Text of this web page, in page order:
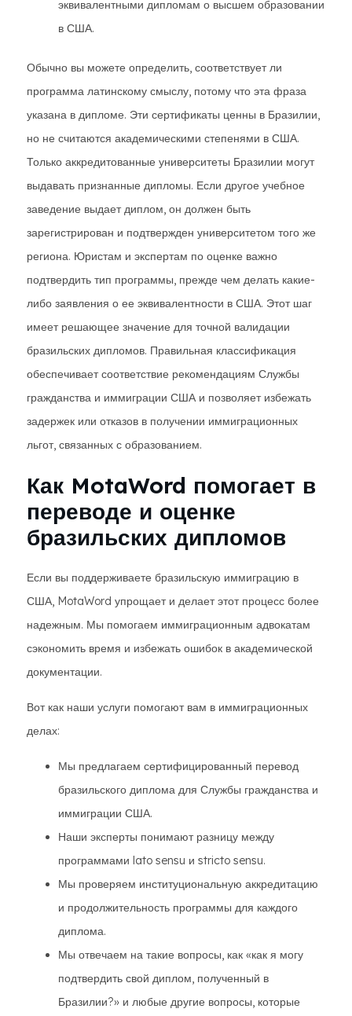
эквивалентными дипломам о высшем образовании
в США.
Обычно вы можете определить, соответствует ли
программа латинскому смыслу, потому что эта фраза
указана в дипломе. Эти сертификаты ценны в Бразилии,
но не считаются академическими степенями в США.
Только аккредитованные университеты Бразилии могут
выдавать признанные дипломы. Если другое учебное
заведение выдает диплом, он должен быть
зарегистрирован и подтвержден университетом того же
региона. Юристам и экспертам по оценке важно
подтвердить тип программы, прежде чем делать какие-
либо заявления о ее эквивалентности в США. Этот шаг
имеет решающее значение для точной валидации
бразильских дипломов. Правильная классификация
обеспечивает соответствие рекомендациям Службы
гражданства и иммиграции США и позволяет избежать
задержек или отказов в получении иммиграционных
льгот, связанных с образованием.
Как MotaWord помогает в
переводе и оценке
бразильских дипломов
Если вы поддерживаете бразильскую иммиграцию в
США, MotaWord упрощает и делает этот процесс более
надежным. Мы помогаем иммиграционным адвокатам
сэкономить время и избежать ошибок в академической
документации.
Вот как наши услуги помогают вам в иммиграционных
делах:
Мы предлагаем сертифицированный перевод
бразильского диплома для Службы гражданства и
иммиграции США.
Наши эксперты понимают разницу между
программами lato sensu и stricto sensu.
Мы проверяем институциональную аккредитацию
и продолжительность программы для каждого
диплома.
Мы отвечаем на такие вопросы, как «как я могу
подтвердить свой диплом, полученный в
Бразилии?» и любые другие вопросы, которые